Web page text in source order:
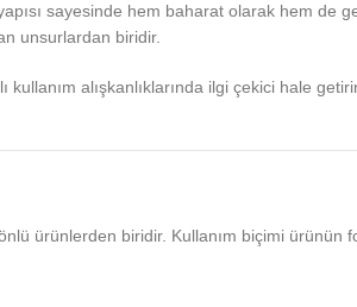
sayesinde hem baharat olarak hem de
unsurlardan biridir.
alışkanlıklarında ilgi çekici hale
ürünlerden biridir. Kullanım biçimi ürünün